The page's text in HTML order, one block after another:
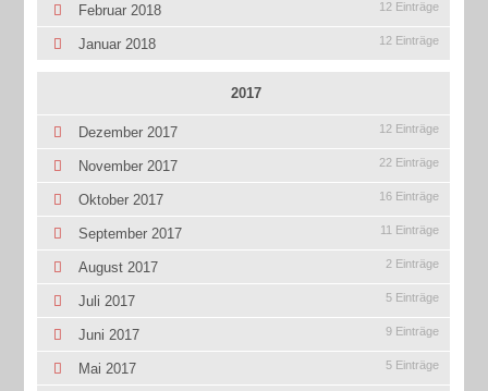
Februar 2018 12 Einträge
Januar 2018 12 Einträge
2017
Dezember 2017 12 Einträge
November 2017 22 Einträge
Oktober 2017 16 Einträge
September 2017 11 Einträge
August 2017 2 Einträge
Juli 2017 5 Einträge
Juni 2017 9 Einträge
Mai 2017 5 Einträge